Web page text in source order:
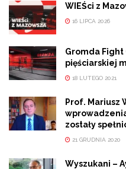
WIEŚci z
16 LIPCA 2026
Gromda
pięściarskiej
18 LUTEGO 2021
Prof. Mariusz
zostały
21 GRUDNIA 2020
Wyszukani –